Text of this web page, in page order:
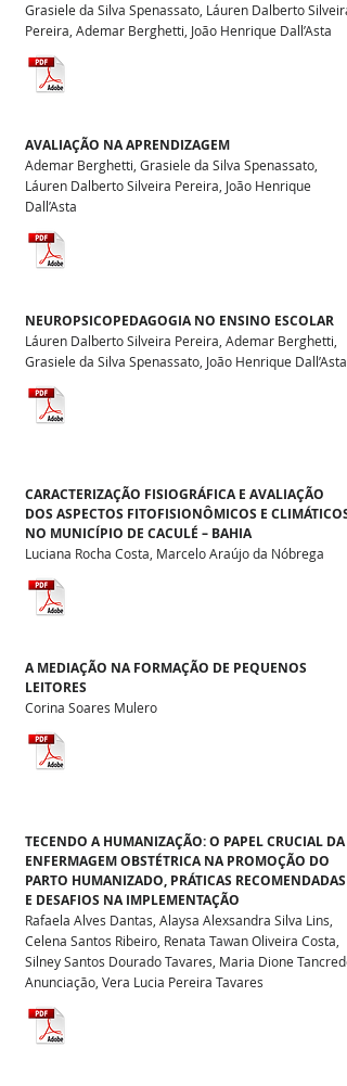
Grasiele da Silva Spenassato, Láuren Dalberto Silveira
Pereira, Ademar Berghetti, João Henrique Dall’Asta
Ademar Berghetti, Grasiele da Silva Spenassato,
Láuren Dalberto Silveira Pereira, João Henrique
Dall’Asta
AVALIAÇÃO NA APRENDIZAGEM
Láuren Dalberto Silveira Pereira, Ademar Berghetti,
Grasiele da Silva Spenassato, João Henrique Dall’Asta
NEUROPSICOPEDAGOGIA NO ENSINO ESCOLAR
Luciana Rocha Costa, Marcelo Araújo da Nóbrega
CARACTERIZAÇÃO FISIOGRÁFICA E AVALIAÇÃO
DOS ASPECTOS FITOFISIONÔMICOS E CLIMÁTICOS
NO MUNICÍPIO DE CACULÉ – BAHIA
Corina Soares Mulero
A MEDIAÇÃO NA FORMAÇÃO DE PEQUENOS
LEITORES
Rafaela Alves Dantas, Alaysa Alexsandra Silva Lins,
Celena Santos Ribeiro, Renata Tawan Oliveira Costa,
Silney Santos Dourado Tavares, Maria Dione Tancredo
Anunciação, Vera Lucia Pereira Tavares
TECENDO A HUMANIZAÇÃO: O PAPEL CRUCIAL DA
ENFERMAGEM OBSTÉTRICA NA PROMOÇÃO DO
PARTO HUMANIZADO, PRÁTICAS RECOMENDADAS
E DESAFIOS NA IMPLEMENTAÇÃO